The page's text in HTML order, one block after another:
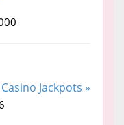
Casino Jackpots »